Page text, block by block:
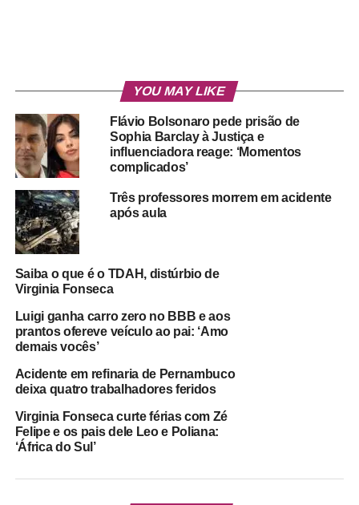
YOU MAY LIKE
Flávio Bolsonaro pede prisão de
Sophia Barclay à Justiça e
influenciadora reage: ‘Momentos
complicados’
Três professores morrem em acidente
após aula
Saiba o que é o TDAH, distúrbio de
Virginia Fonseca
Luigi ganha carro zero no BBB e aos
prantos ofereve veículo ao pai: ‘Amo
demais vocês’
Acidente em refinaria de Pernambuco
deixa quatro trabalhadores feridos
Virginia Fonseca curte férias com Zé
Felipe e os pais dele Leo e Poliana:
‘África do Sul’